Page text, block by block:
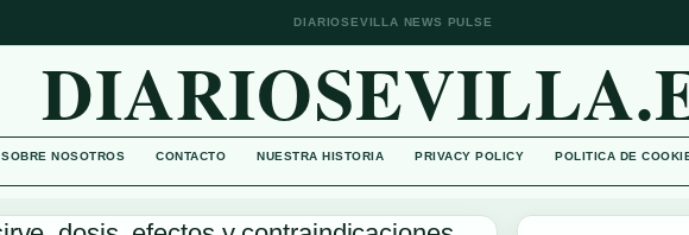
DIARIOSEVILLA NEWS PULSE
SOBRE NOSOTROS CONTACTO NUESTRA HISTORIA PRIVACY POLICY POLITICA DE